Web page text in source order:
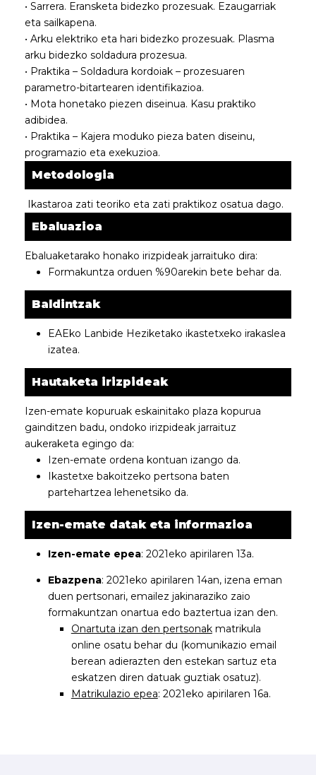
• Sarrera. Eransketa bidezko prozesuak. Ezaugarriak
eta sailkapena.
• Arku elektriko eta hari bidezko prozesuak. Plasma
arku bidezko soldadura prozesua.
• Praktika – Soldadura kordoiak – prozesuaren
parametro-bitartearen identifikazioa.
• Mota honetako piezen diseinua. Kasu praktiko
adibidea.
• Praktika – Kajera moduko pieza baten diseinu,
programazio eta exekuzioa.
Metodologia
Ikastaroa zati teoriko eta zati praktikoz osatua dago.
Ebaluazioa
Ebaluaketarako honako irizpideak jarraituko dira:
Formakuntza orduen %90arekin bete behar da.
Baldintzak
EAEko Lanbide Heziketako ikastetxeko irakaslea
izatea.
Hautaketa irizpideak
Izen-emate kopuruak eskainitako plaza kopurua
gainditzen badu, ondoko irizpideak jarraituz
aukeraketa egingo da:
Izen-emate ordena kontuan izango da.
Ikastetxe bakoitzeko pertsona baten
partehartzea lehenetsiko da.
Izen-emate datak eta informazioa
Izen-emate epea: 2021eko apirilaren 13a.
Ebazpena: 2021eko apirilaren 14an, izena eman
duen pertsonari, emailez jakinaraziko zaio
formakuntzan onartua edo baztertua izan den.
Onartuta izan den pertsonakmatrikula
online osatu behar du (komunikazio email
berean adierazten den estekan sartuz eta
eskatzen diren datuak guztiak osatuz).
Matrikulazio epea: 2021eko apirilaren 16a.